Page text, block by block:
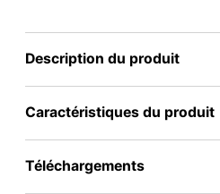
Description du produit
Caractéristiques du produit
Téléchargements